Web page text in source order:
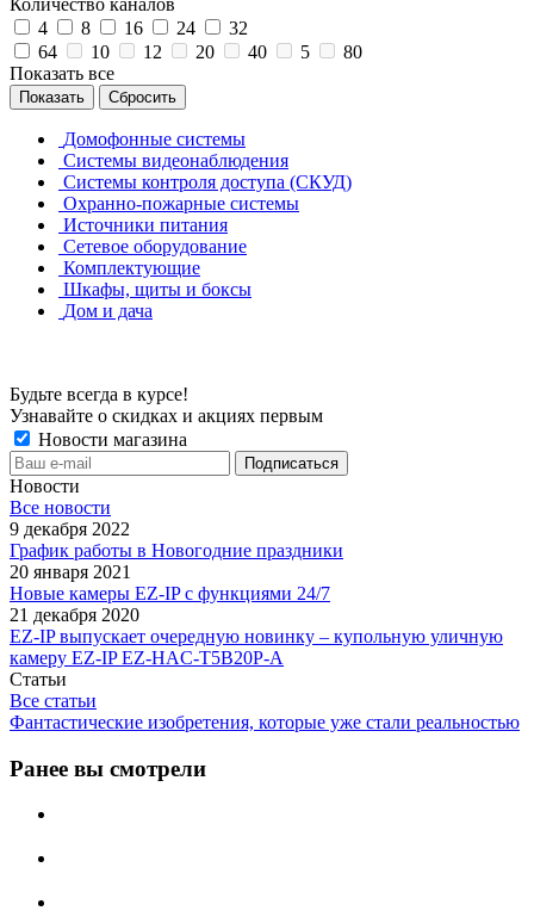
4
8 16 24
32
64
10 12 20 40 5
80
Показать все
Сбросить
Домофонные системы
Системы видеонаблюдения
Системы контроля доступа (СКУД)
Охранно-пожарные системы
Источники питания
Сетевое оборудование
Комплектующие
Шкафы, щиты и боксы
Дом и дача
Будьте всегда в курсе!
Узнавайте о скидках и акциях первым
Новости магазина
Новости
Все новости
9 декабря 2022
График работы в Новогодние праздники
20 января 2021
Новые камеры EZ-IP с функциями 24/7
21 декабря 2020
EZ-IP выпускает очередную новинку – купольную уличную
камеру EZ-IP EZ-HAC-T5B20P-A
Статьи
Все статьи
Фантастические изобретения, которые уже стали реальностью
Ранее вы смотрели